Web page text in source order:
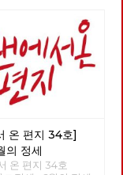
이 넘어가서 온난화와
가 더욱 크게 일어날
이다. 10만 년 전부
화의 폭을 보면 섭씨
도 정도다. 기온이 낮
하기, 높을 때는 간빙
데 지금은 간빙기보다
높다. 온도 변화에서
는 것은 문제가 없
산업혁명 이후 200
가 변했다는 것은 생
한 충격이다. 10만
온 편지 34호]
의 정세
온 편지 34호